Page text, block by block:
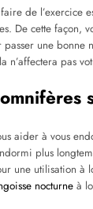
de l’exercice
De cette façon,
une bonne
n’affectera pas
aider à vous
plus
une utilisation à
nocturne à